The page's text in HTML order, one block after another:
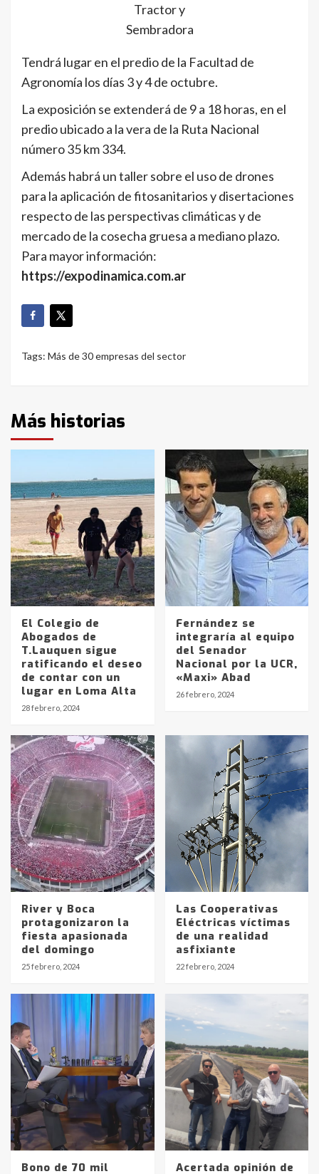
Tractor y
Sembradora
Tendrá lugar en el predio de la Facultad de
Agronomía los días 3 y 4 de octubre.
La exposición se extenderá de 9 a 18 horas, en el
predio ubicado a la vera de la Ruta Nacional
número 35 km 334.
Además habrá un taller sobre el uso de drones
para la aplicación de fitosanitarios y disertaciones
respecto de las perspectivas climáticas y de
mercado de la cosecha gruesa a mediano plazo.
Para mayor información:
https://expodinamica.com.ar
Tags: Más de 30 empresas del sector
Más historias
El Colegio de
Abogados de
T.Lauquen sigue
ratificando el deseo
de contar con un
lugar en Loma Alta
28 febrero, 2024
Fernández se
integraría al equipo
del Senador
Nacional por la UCR,
«Maxi» Abad
26 febrero, 2024
River y Boca
protagonizaron la
fiesta apasionada
del domingo
25 febrero, 2024
Las Cooperativas
Eléctricas víctimas
de una realidad
asfixiante
22 febrero, 2024
Bono de 70 mil Acertada opinión de
Identidad de los adolescentes
pampeanos que fueron
protagonistas del fatal accidente
4
Accidente en Ruta 5: falleció un
joven de Trenque Lauquen
5
Los precios de los combustibles en
La Pampa, desde YPF hasta Axion
entre 857 a 1338 pesos